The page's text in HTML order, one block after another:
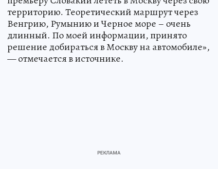
территорию. Теоретический маршрут через
Венгрию, Румынию и Черное море – очень
длинный. По моей информации, принято
решение добираться в Москву на автомобиле»,
— отмечается в источнике.